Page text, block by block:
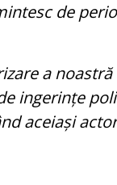
de
a
ingerințe
aceiași